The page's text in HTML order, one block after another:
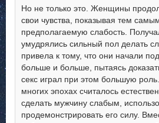
Но не только это. Женщины
свои чувства, показывая тем
предполагаемую слабость.
умудрялись сильный пол делать
привела к тому, что они начали
больше и больше, пытаясь
секс играл при этом большую
многих эпохах считалось
сделать мужчину слабым,
продемонстрировать его силу.